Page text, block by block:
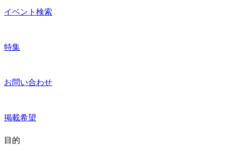
イベント検索
特集
お問い合わせ
掲載希望
目的